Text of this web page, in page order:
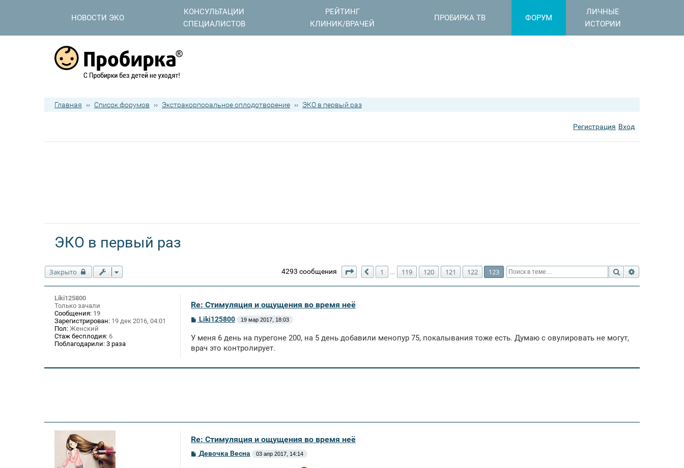
НОВОСТИ ЭКО
КОНСУЛЬТАЦИИ
СПЕЦИАЛИСТОВ
РЕЙТИНГ
КЛИНИК/ВРАЧЕЙ
ПРОБИРКА ТВ ФОРУМ
ЛИЧНЫЕ
ИСТОРИИ
Главная ›› Список форумов ›› Экстракорпоральное оплодотворение ›› ЭКО в первый раз
Регистрация Вход
ЭКО в первый раз
Закрыто Поиск
4293 сообщения Страница 123 из123
Пред.
1 … 119 120 121 122 123
Liki125800
Только зачали
Сообщения: 19
Зарегистрирован: 19 дек 2016, 04:01
Пол: Женский
Стаж бесплодия: 6
Поблагодарили: 3 раза
Re: Стимуляция и ощущения во время неё
С
б
щ
е
и
Liki125800 19 мар 2017, 18:03
У меня 6 день на пурегоне 200, на 5 день добавили менопур 75, покалывания тоже есть. Думаю с овулировать не могут,
врач это контролирует.
Re: Стимуляция и ощущения во время неё
С
Девочка Весна 03 апр 2017, 14:14